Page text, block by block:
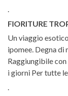
.
FIORITURE
Un viaggio
ipomee. Degna di
Raggiungibile
i giorni Per tutte
.